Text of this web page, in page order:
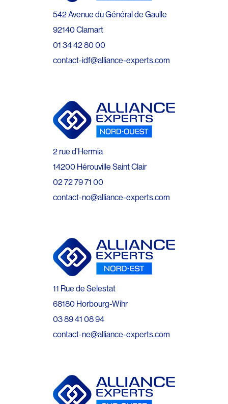
542 Avenue du Général de Gaulle
92140 Clamart
01 34 42 80 00
contact-idf@alliance-experts.com
2 rue d’Hermia
14200 Hérouville Saint Clair
02 72 79 71 00
contact-no@alliance-experts.com
11 Rue de Selestat
68180 Horbourg-Wihr
03 89 41 08 94
contact-ne@alliance-experts.com